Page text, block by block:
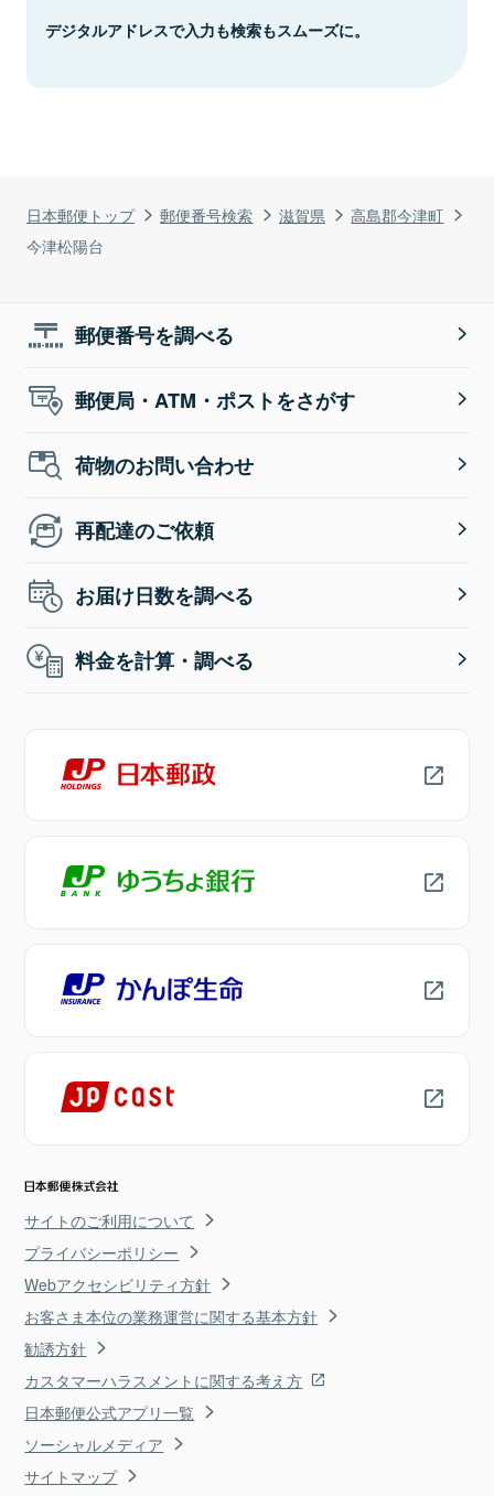
日本郵便トップ 郵便番号検索 滋賀県
高島郡今津町
今津松陽台
デジタルアドレスで入力も検索もスムーズに。
郵便番号を調べる
郵便局・ATM・ポストをさがす
荷物のお問い合わせ
再配達のご依頼
お届け日数を調べる
料金を計算・調べる
サイトのご利用について
プライバシーポリシー
Webアクセシビリティ方針
お客さま本位の業務運営に関する基本方針
勧誘方針
カスタマーハラスメントに関する考え方
日本郵便公式アプリ一覧
ソーシャルメディア
サイトマップ